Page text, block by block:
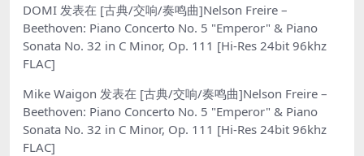
DOMI 发表在 [古典/交响/奏鸣曲]Nelson Freire –
Beethoven: Piano Concerto No. 5 "Emperor" & Piano
Sonata No. 32 in C Minor, Op. 111 [Hi-Res 24bit 96khz
FLAC]
Mike Waigon 发表在 [古典/交响/奏鸣曲]Nelson Freire –
Beethoven: Piano Concerto No. 5 "Emperor" & Piano
Sonata No. 32 in C Minor, Op. 111 [Hi-Res 24bit 96khz
FLAC]